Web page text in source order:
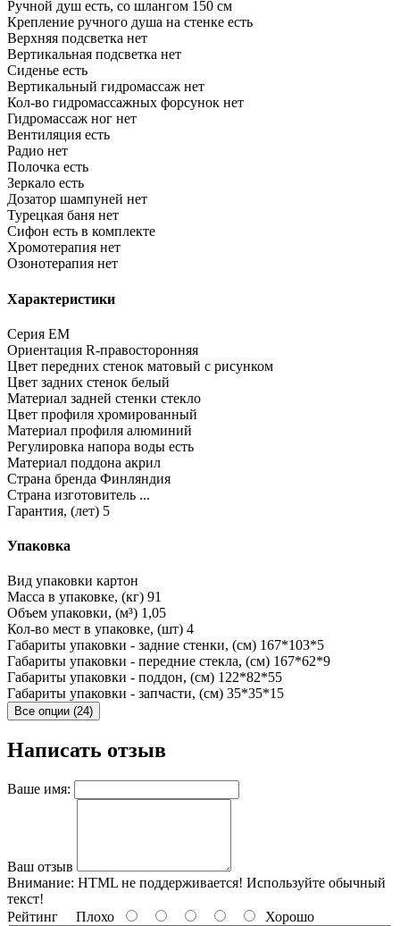
Ручной душ есть, со шлангом 150 см
Крепление ручного душа на стенке есть
Верхняя подсветка нет
Вертикальная подсветка нет
Сиденье есть
Вертикальный гидромассаж нет
Кол-во гидромассажных форсунок нет
Гидромассаж ног нет
Вентиляция есть
Радио нет
Полочка есть
Зеркало есть
Дозатор шампуней нет
Турецкая баня нет
Сифон есть в комплекте
Хромотерапия нет
Озонотерапия нет
Характеристики
Серия EM
Ориентация R-правосторонняя
Цвет передних стенок матовый с рисунком
Цвет задних стенок белый
Материал задней стенки стекло
Цвет профиля хромированный
Материал профиля алюминий
Регулировка напора воды есть
Материал поддона акрил
Страна бренда Финляндия
Страна изготовитель ...
Гарантия, (лет) 5
Упаковка
Вид упаковки картон
Масса в упаковке, (кг) 91
Объем упаковки, (м³) 1,05
Кол-во мест в упаковке, (шт) 4
Габариты упаковки - задние стенки, (см) 167*103*5
Габариты упаковки - передние стекла, (см) 167*62*9
Габариты упаковки - поддон, (см) 122*82*55
Габариты упаковки - запчасти, (см) 35*35*15
Все опции (24)
Написать отзыв
Ваше имя:
Ваш отзыв
Внимание: HTML не поддерживается! Используйте обычный
текст!
Рейтинг Плохо Хорошо